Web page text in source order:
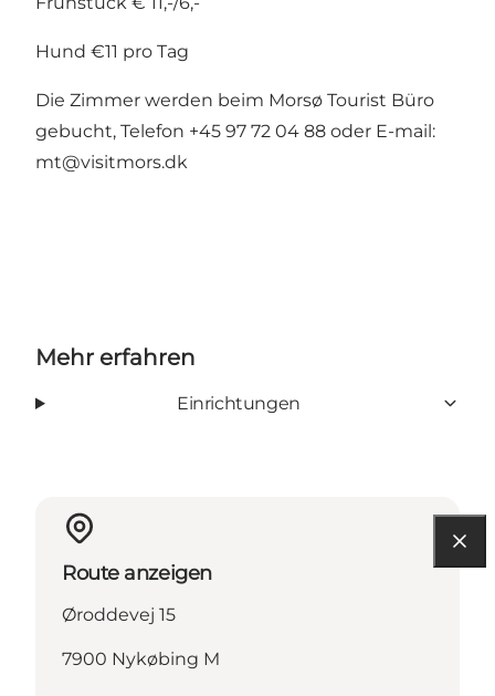
Hund €11 pro Tag
Die Zimmer werden beim Morsø Tourist Büro
gebucht, Telefon +45 97 72 04 88 oder E-mail:
mt@visitmors.dk
Mehr erfahren
Einrichtungen
Route anzeigen
Øroddevej 15
7900 Nykøbing M